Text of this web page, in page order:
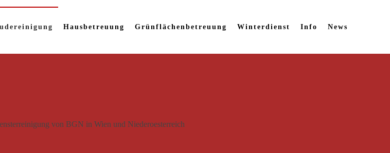
Hausbetreuung Grünflächenbetreuung Winterdienst Info News